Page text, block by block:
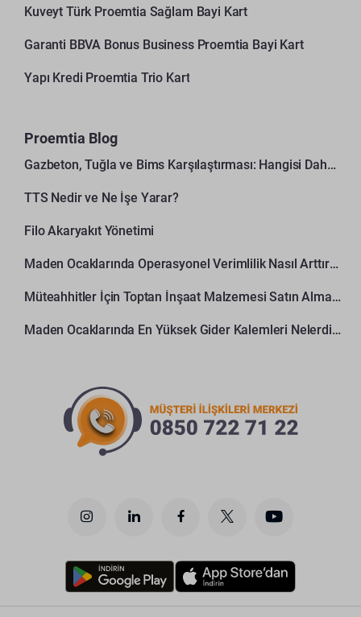
Kuveyt Türk Proemtia Sağlam Bayi Kart
Garanti BBVA Bonus Business Proemtia Bayi Kart
Yapı Kredi Proemtia Trio Kart
Proemtia Blog
Gazbeton, Tuğla ve Bims Karşılaştırması: Hangisi Daha Avantajlı?
TTS Nedir ve Ne İşe Yarar?
Filo Akaryakıt Yönetimi
Maden Ocaklarında Operasyonel Verimlilik Nasıl Arttırılır?
Müteahhitler İçin Toptan İnşaat Malzemesi Satın Alma Rehberi
Maden Ocaklarında En Yüksek Gider Kalemleri Nelerdir?